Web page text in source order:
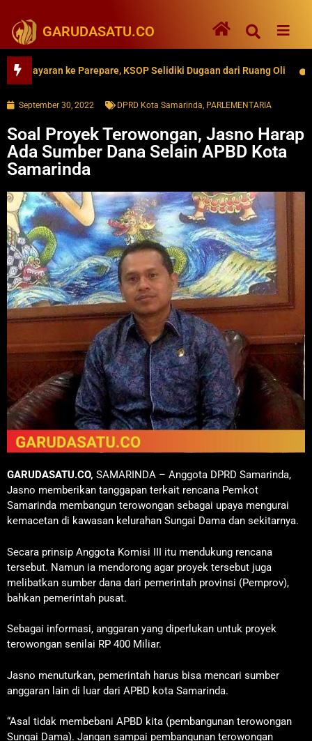
GARUDASATU.CO
ke Parepare, KSOP Selidiki Dugaan dari Ruang Oli 62
September 30, 2022 DPRD Kota Samarinda, PARLEMENTARIA
Soal Proyek Terowongan, Jasno Harap
Ada Sumber Dana Selain APBD Kota
Samarinda
GARUDASATU.CO, SAMARINDA – Anggota DPRD Samarinda,
Jasno memberikan tanggapan terkait rencana Pemkot
Samarinda membangun terowongan sebagai upaya mengurai
kemacetan di kawasan kelurahan Sungai Dama dan sekitarnya.
Secara prinsip Anggota Komisi III itu mendukung rencana
tersebut. Namun ia mendorong agar proyek tersebut juga
melibatkan sumber dana dari pemerintah provinsi (Pemprov),
bahkan pemerintah pusat.
Sebagai informasi, anggaran yang diperlukan untuk proyek
terowongan senilai RP 400 Miliar.
Jasno menuturkan, pemerintah harus bisa mencari sumber
anggaran lain di luar dari APBD kota Samarinda.
“Asal tidak membebani APBD kita (pembangunan terowongan
Sungai Dama). Jangan sampai pembangunan terowongan